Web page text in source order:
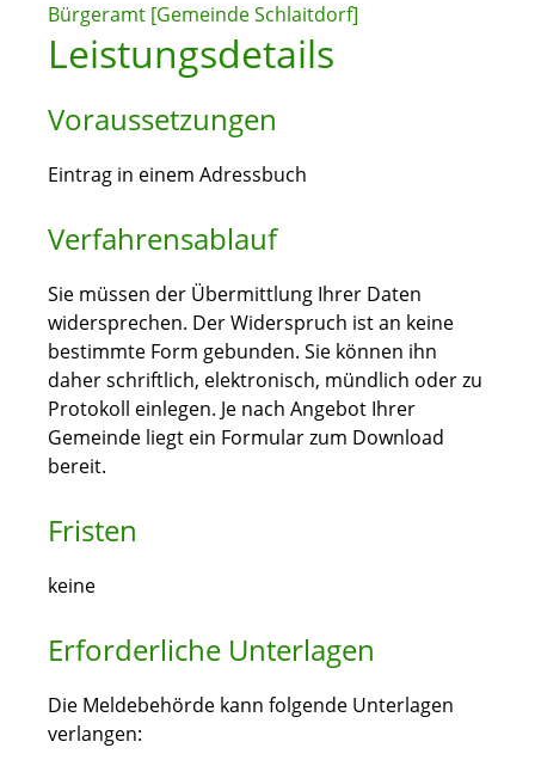
Bürgeramt [Gemeinde Schlaitdorf]
Leistungsdetails
Voraussetzungen
Eintrag in einem Adressbuch
Verfahrensablauf
Sie müssen der Übermittlung Ihrer Daten
widersprechen. Der Widerspruch ist an keine
bestimmte Form gebunden. Sie können ihn
daher schriftlich, elektronisch, mündlich oder zu
Protokoll einlegen. Je nach Angebot Ihrer
Gemeinde liegt ein Formular zum Download
bereit.
Fristen
keine
Erforderliche Unterlagen
Die Meldebehörde kann folgende Unterlagen
verlangen: